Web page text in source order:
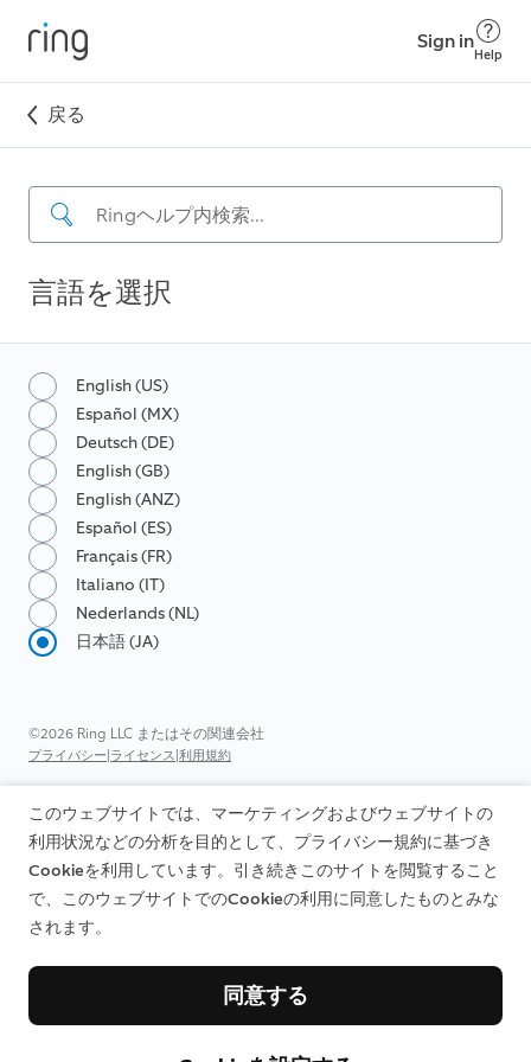
Sign in
Help
戻る
言語を選択
English (US)
Español (MX)
Deutsch (DE)
English (GB)
English (ANZ)
Español (ES)
Français (FR)
Italiano (IT)
Nederlands (NL)
日本語 (JA)
©2026 Ring LLC またはその関連会社
プライバシー|ライセンス|利用規約
このウェブサイトでは、マーケティングおよびウェブサイトの
利用状況などの分析を目的として、プライバシー規約に基づき
Cookieを利用しています。引き続きこのサイトを閲覧すること
で、このウェブサイトでのCookieの利用に同意したものとみな
されます。
同意する